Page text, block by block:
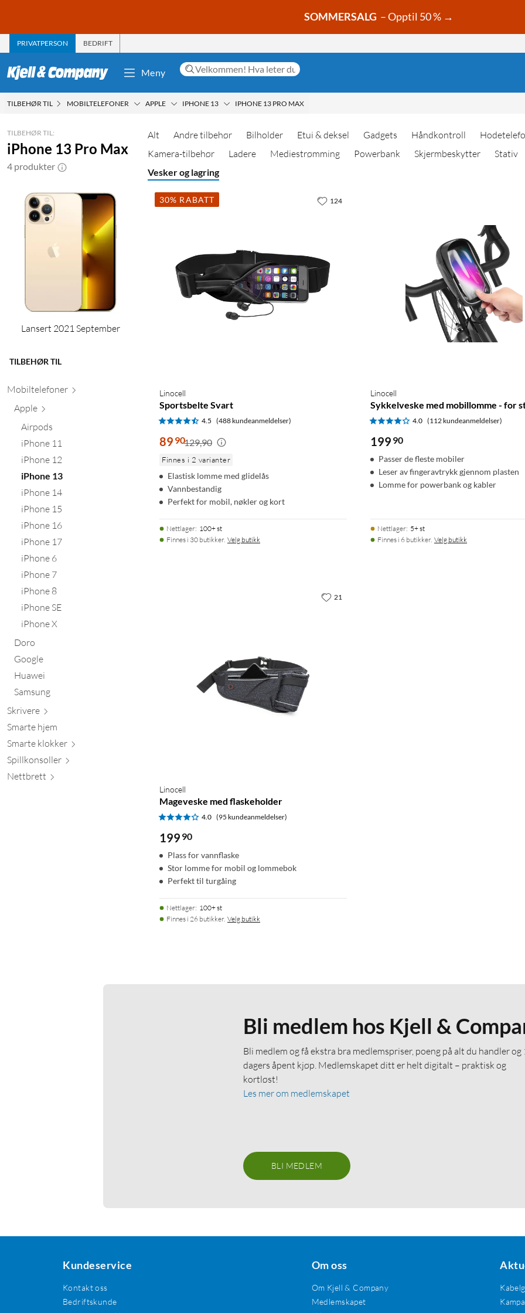
SOMMERSALG – Opptil 50 % →
PRIVATPERSON BEDRIFT
Meny
TILBEHØR TIL MOBILTELEFONER APPLE IPHONE 13 IPHONE 13 PRO MAX
TILBEHØR TIL:
iPhone 13 Pro Max
4 produkter
Lansert 2021 September
TILBEHØR TIL
Mobiltelefoner
Apple
Airpods
iPhone 11
iPhone 12
iPhone 13
iPhone 14
iPhone 15
iPhone 16
iPhone 17
iPhone 6
iPhone 7
iPhone 8
iPhone SE
iPhone X
Doro
Google
Huawei
Samsung
Skrivere
Smarte hjem
Smarte klokker
Spillkonsoller
Nettbrett
Alt Andre tilbehør Bilholder Etui & deksel Gadgets Håndkontroll
Kamera-tilbehør
Ladere Mediestrømming Powerbank Skjermbeskytter Stativ
Vesker og lagring
30% RABATT
Linocell
Sportsbelte Svart
4.5 (488 kundeanmeldelser)
89 90129,90
Finnes i 2 varianter
Elastisk lomme med glidelås
Vannbestandig
Perfekt for mobil, nøkler og kort
Nettlager: 100+ st
Finnes i 30 butikker. Velg butikk
124
Linocell
Sykkelveske med mobillomme - for
4.0 (112 kundeanmeldelser)
199 90
Passer de fleste mobiler
Leser av fingeravtrykk gjennom plasten
Lomme for powerbank og kabler
Nettlager: 5+ st
Finnes i 6 butikker. Velg butikk
Linocell
Mageveske med flaskeholder
4.0 (95 kundeanmeldelser)
199 90
Plass for vannflaske
Stor lomme for mobil og lommebok
Perfekt til turgåing
Nettlager: 100+ st
Finnes i 26 butikker. Velg butikk
21
Bli medlem hos Kjell &
Bli medlem og få ekstra bra medlemspriser, poeng på alt du handler og
dagers åpent kjøp. Medlemskapet ditt er helt digitalt – praktisk og
kortløst!
Les mer om medlemskapet
BLI MEDLEM
Kundeservice
Kontakt oss
Bedriftskunde
Om oss
Om Kjell & Company
Medlemskapet